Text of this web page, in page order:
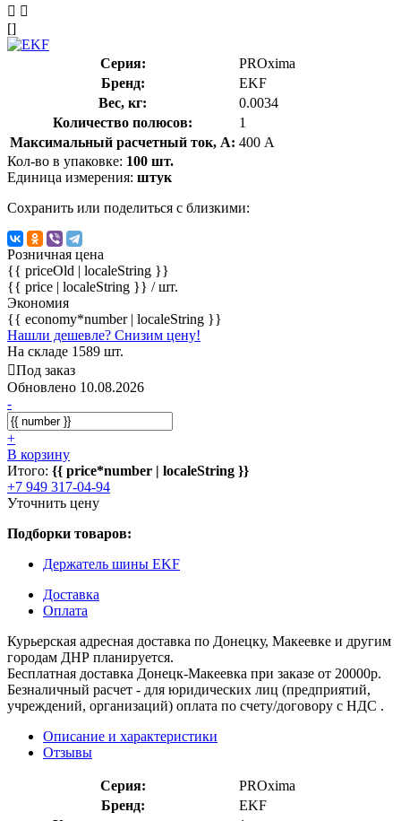
[]
Серия:
PROxima
Бренд:
EKF
Вес, кг:
0.0034
Количество полюсов:
1
Максимальный расчетный ток, А: 400 А
Кол-во в упаковке: 100 шт.
Единица измерения: штук
Сохранить или поделиться с близкими:
Розничная цена
{{ priceOld | localeString }}
{{ price | localeString }} / шт.
Экономия
{{ economy*number | localeString }}
Нашли дешевле? Снизим цену!
На складе 1589 шт.
Под заказ
Обновлено 10.08.2026
-
+
В корзину
Итого: {{ price*number | localeString }}
+7 949 317-04-94
Уточнить цену
Подборки товаров:
Держатель шины EKF
Доставка
Оплата
Курьерская адресная доставка по Донецку, Макеевке и другим
городам ДНР планируется.
Бесплатная доставка Донецк-Макеевка при заказе от 20000р.
Безналичный расчет - для юридических лиц (предприятий,
учреждений, организаций) оплата по счету/договору с НДС .
Описание и характеристики
Отзывы
Серия:
PROxima
Бренд:
EKF